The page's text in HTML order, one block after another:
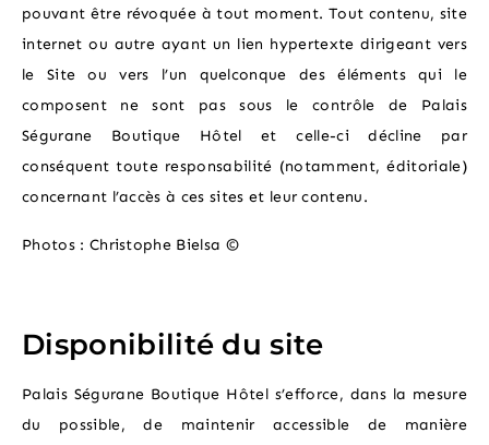
pouvant être révoquée à tout moment. Tout contenu, site
internet ou autre ayant un lien hypertexte dirigeant vers
le Site ou vers l’un quelconque des éléments qui le
composent ne sont pas sous le contrôle de Palais
Ségurane Boutique Hôtel et celle-ci décline par
conséquent toute responsabilité (notamment, éditoriale)
concernant l’accès à ces sites et leur contenu.
Photos : Christophe Bielsa ©
Disponibilité du site
Palais Ségurane Boutique Hôtel s’efforce, dans la mesure
du possible, de maintenir accessible de manière